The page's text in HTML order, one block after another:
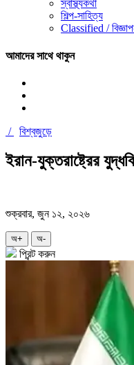
স্বাস্থ্যকথা
শিল্প-সাহিত্য
Classified /
আমাদের সাথে থাকুন
/ বিশ্বজুড়ে
ইরান-যুক্তরাষ্ট্রের
শুক্রবার, জুন ১২, ২০২৬
অ+ অ-
প্রিন্ট করুন